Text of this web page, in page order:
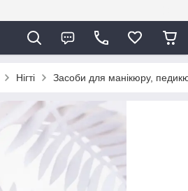
Нігті Засоби для манікюру,